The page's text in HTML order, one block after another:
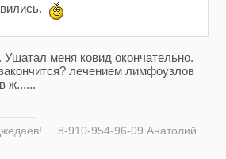
Ушатал меня ковид окончательно.
лечением лимфоузлов
ж......
8-910-954-96-09 Анатолий